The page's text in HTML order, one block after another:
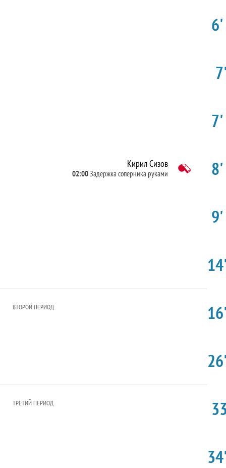
Кирил Сизов
02:00Задержка соперника руками
ВТОРОЙ ПЕРИОД
ТРЕТИЙ ПЕРИОД